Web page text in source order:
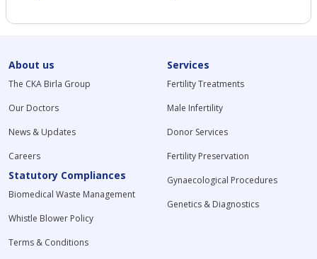
About us
The CKA Birla Group
Our Doctors
News & Updates
Careers
Statutory Compliances
Biomedical Waste Management
Whistle Blower Policy
Terms & Conditions
Services
Fertility Treatments
Male Infertility
Donor Services
Fertility Preservation
Gynaecological Procedures
Genetics & Diagnostics